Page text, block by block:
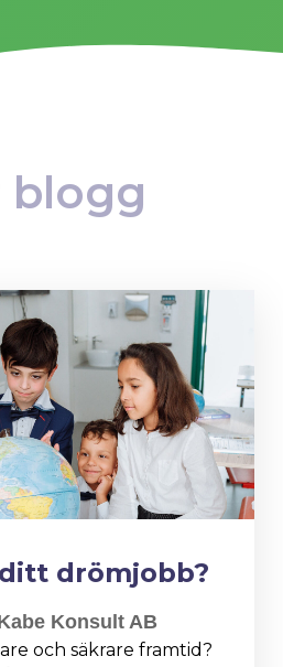
blogg
drömjobb?
Konsult AB
och säkrare framtid?